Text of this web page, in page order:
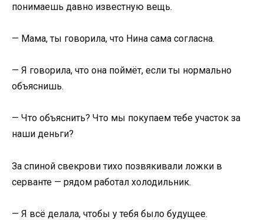
понимаешь давно известную вещь.
— Мама, ты говорила, что Нина сама согласна.
— Я говорила, что она поймёт, если ты нормально
объяснишь.
— Что объяснить? Что мы покупаем тебе участок за
наши деньги?
За спиной свекрови тихо позвякивали ложки в
серванте — рядом работал холодильник.
— Я всё делала, чтобы у тебя было будущее.